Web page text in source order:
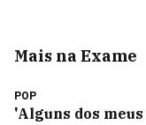
Mais na Exame
POP
'Alguns dos